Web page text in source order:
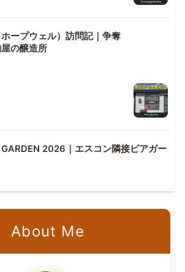
ープウェル）訪問記｜争奪
の醸造所
GARDEN 2026｜エスコン隣接ビアガー
About Me